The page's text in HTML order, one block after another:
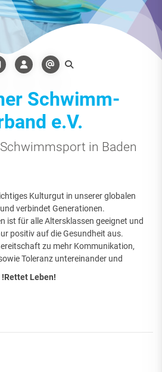
Schwimm-
e.V.
in Baden
Kulturgut in unserer globalen
verbindet Generationen.
ist für alle Altersklassen geeignet und
positiv auf die Gesundheit aus.
zu mehr Kommunikation,
Toleranz untereinander und
!Rettet Leben!